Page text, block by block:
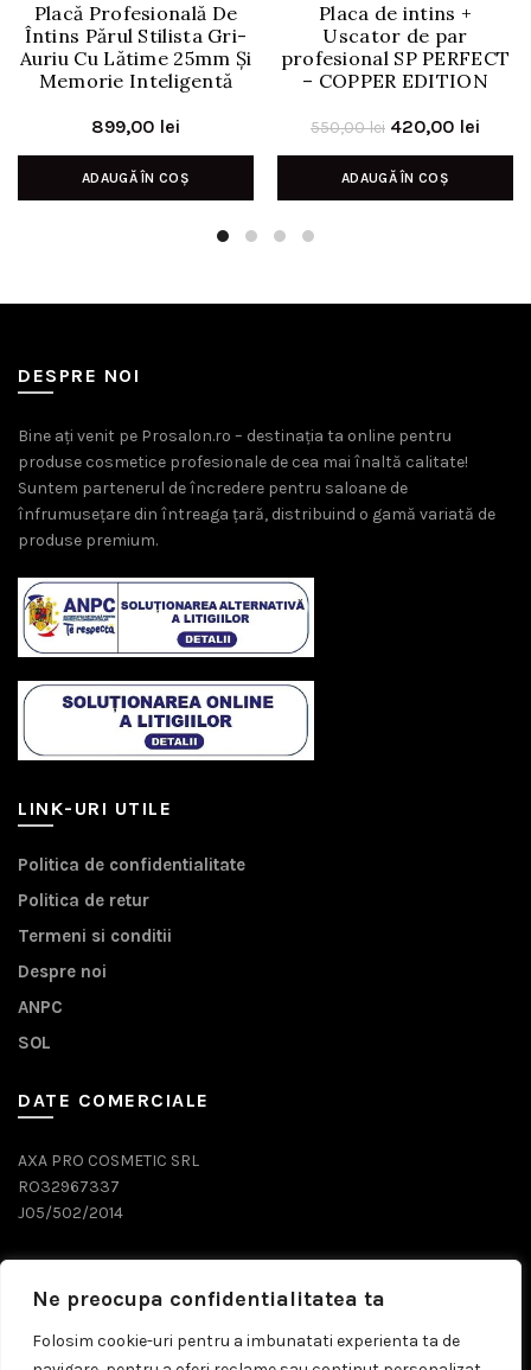
Ne preocupa confidentialitatea ta
Folosim cookie-uri pentru a imbunatati experienta ta de
Placă Profesională De
Întins Părul Stilista Gri-
Auriu Cu Lătime 25mm Și
Memorie Inteligentă
899,00 lei
ADAUGĂ ÎN COȘ
Placa de intins +
Uscator de par
profesional SP PERFECT
– COPPER EDITION
550,00lei Prețul
inițial
a
420,00 lei
ADAUGĂ ÎN COȘ
DESPRE NOI
Bine ați venit pe Prosalon.ro – destinația ta online pentru
produse cosmetice profesionale de cea mai înaltă calitate!
Suntem partenerul de încredere pentru saloane de
înfrumusețare din întreaga țară, distribuind o gamă variată de
produse premium.
LINK-URI UTILE
Politica de confidentialitate
Politica de retur
Termeni si conditii
Despre noi
ANPC
SOL
DATE COMERCIALE
AXA PRO COSMETIC SRL
RO32967337
J05/502/2014
0743 071 579